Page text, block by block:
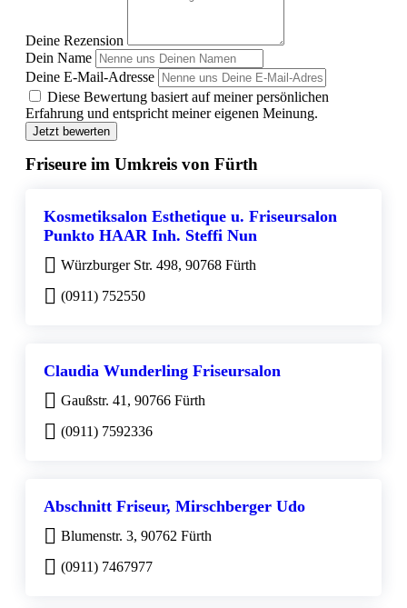
Deine Rezension
Dein Name
Deine E-Mail-Adresse
Diese Bewertung basiert auf meiner persönlichen
Erfahrung und entspricht meiner eigenen Meinung.
Jetzt bewerten
Friseure im Umkreis von Fürth
Kosmetiksalon Esthetique u. Friseursalon
Punkto HAAR Inh. Steffi Nun
Würzburger Str. 498, 90768 Fürth
(0911) 752550
Claudia Wunderling Friseursalon
Gaußstr. 41, 90766 Fürth
(0911) 7592336
Abschnitt Friseur, Mirschberger Udo
Blumenstr. 3, 90762 Fürth
(0911) 7467977